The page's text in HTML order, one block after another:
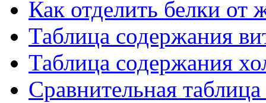
Как отделить белки от
Таблица содержания
Таблица содержания
Сравнительная